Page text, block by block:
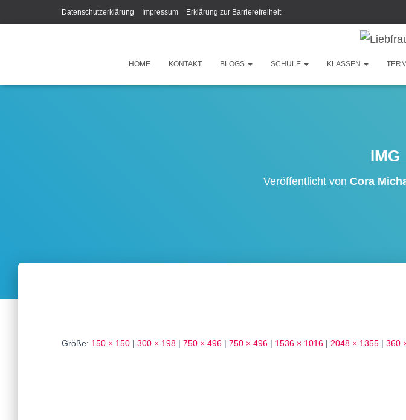
Datenschutzerklärung Impressum Erklärung zur Barrierefreiheit
HOME KONTAKT BLOGS SCHULE KLASSEN
Veröffentlicht von Cora
Größe: 150 × 150 | 300 × 198 | 750 × 496 | 750 × 496 | 1536 × 1016 | 2048 × 1355 | 360